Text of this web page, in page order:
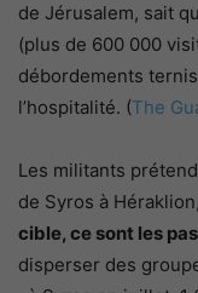
de Jérusalem, sait
(plus de 600 000
débordements
l’hospitalité. (The
Les militants
de Syros à
cible, ce sont les
disperser des